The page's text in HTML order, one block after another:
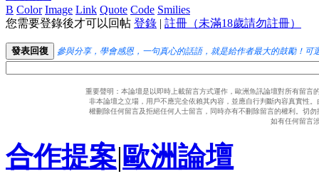
B Color Image Link Quote Code Smilies
您需要登錄後才可以回帖 登錄 | 註冊（未滿18歲請勿註冊）
發表回復 參與分享，學會感恩，一句真心的話語，就是給作者最大的鼓勵！可
重要聲明：本論壇是以即時上載留言方式運作，歐洲魚訊論壇對所有留
非本論壇之立場，用戶不應完全依賴其內容，並應自行判斷內容真實性
權刪除任何留言及拒絕任何人士留言，同時亦有不刪除留言的權利。切
如有任何留言
合作提案|歐洲論壇